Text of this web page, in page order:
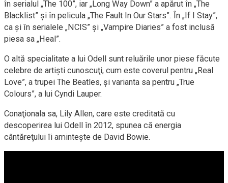
în serialul „The 100”, iar „Long Way Down” a apărut în „The
Blacklist” şi în pelicula „The Fault In Our Stars”. În „If I Stay”,
ca şi în serialele „NCIS” şi „Vampire Diaries” a fost inclusă
piesa sa „Heal”.
O altă specialitate a lui Odell sunt reluările unor piese făcute
celebre de artişti cunoscuţi, cum este coverul pentru „Real
Love”, a trupei The Beatles, şi varianta sa pentru „True
Colours”, a lui Cyndi Lauper.
Conaţionala sa, Lily Allen, care este creditată cu
descoperirea lui Odell în 2012, spunea că energia
cântăreţului îi aminteşte de David Bowie.